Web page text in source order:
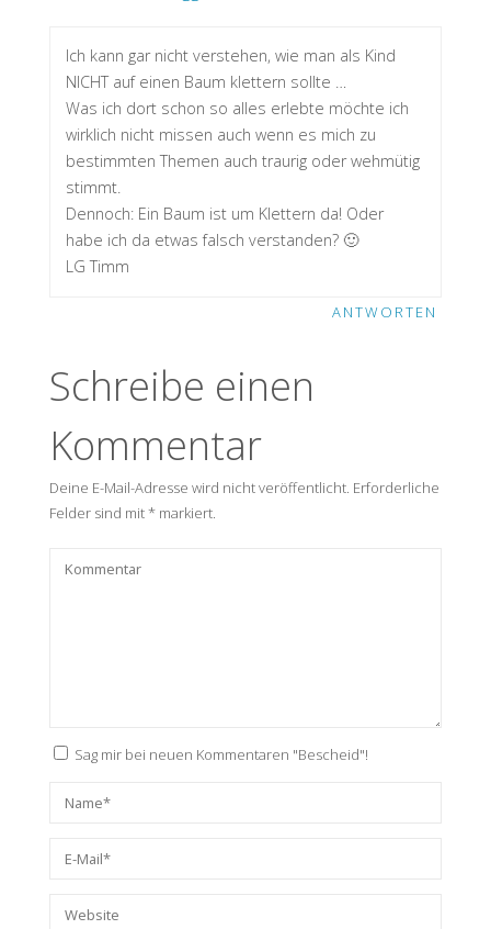
Ich kann gar nicht verstehen, wie man als Kind
NICHT auf einen Baum klettern sollte …
Was ich dort schon so alles erlebte möchte ich
wirklich nicht missen auch wenn es mich zu
bestimmten Themen auch traurig oder wehmütig
stimmt.
Dennoch: Ein Baum ist um Klettern da! Oder
habe ich da etwas falsch verstanden? 🙂
LG Timm
ANTWORTEN
Schreibe einen
Kommentar
Deine E-Mail-Adresse wird nicht veröffentlicht. Erforderliche
Felder sind mit*markiert.
Sag mir bei neuen Kommentaren "Bescheid"!